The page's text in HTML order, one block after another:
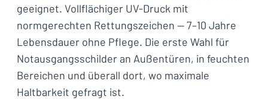
geeignet. Vollflächiger UV-Druck mit
normgerechten Rettungszeichen — 7–10 Jahre
Lebensdauer ohne Pflege. Die erste Wahl für
Notausgangsschilder an Außentüren, in feuchten
Bereichen und überall dort, wo maximale
Haltbarkeit gefragt ist.